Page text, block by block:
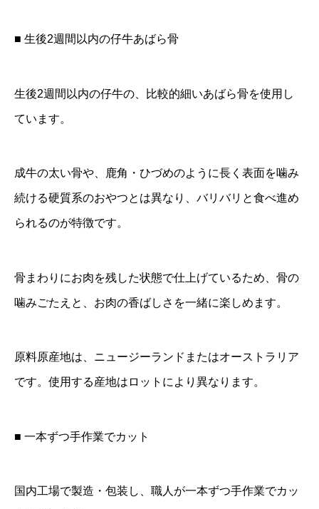
■ 生後2週間以内の仔牛あばら骨
生後2週間以内の仔牛の、比較的細いあばら骨を使用し
ています。
成牛の太い骨や、鹿角・ひづめのように長く表面を噛み
続ける硬質系のおやつとは異なり、バリバリと食べ進め
られるのが特徴です。
骨まわりにお肉を残した状態で仕上げているため、骨の
噛みごたえと、お肉の香ばしさを一緒に楽しめます。
原料原産地は、ニュージーランドまたはオーストラリア
です。使用する産地はロットにより異なります。
■ 一本ずつ手作業でカット
国内工場で製造・包装し、職人が一本ずつ手作業でカッ